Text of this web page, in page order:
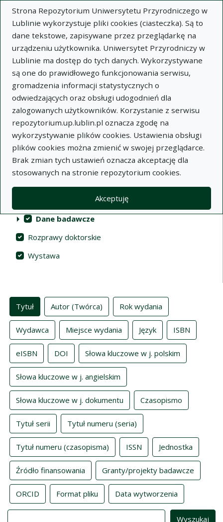
Strona Repozytorium Uniwersytetu Przyrodniczego w
Lublinie wykorzystuje pliki cookies (ciasteczka). Są to
dane tekstowe, zapisywane przez przeglądarkę na
urządzeniu użytkownika. Uniwersytet Przyrodniczy w
Lublinie ma dostęp do tych danych. Wykorzystywane
są one do prawidłowego funkcjonowania serwisu,
gromadzenia informacji statystycznych o
odwiedzających oraz obsługi udogodnień dla
zalogowanych użytkowników. Korzystanie z serwisu
repozytorium.up.lublin.pl oznacza zgodę na
wykorzystywanie plików cookies. Ustawienia obsługi
plików cookies można zmienić w swojej przeglądarce.
Brak zmian tych ustawień oznacza akceptację dla
stosowanych na stronie repozytorium cookies.
Akceptuję
Repozytorium Uniwersytetu
Przyrodniczego w Lublinie
Indeksy
Akcje na kolekcjach Wyczyść Zaznacz wszystko
Kolekcje(automatyczne przeładowanie treści)
Publikacje naukowe
Materiały audiowizualne
Dane badawcze
Rozprawy doktorskie
Wystawa
Indeksy
Tytuł Autor (Twórca) Rok wydania
Wydawca Miejsce wydania Język ISBN
eISBN DOI Słowa kluczowe w j. polskim
Słowa kluczowe w j. angielskim
Słowa kluczowe w j. dokumentu Czasopismo
Tytuł serii Tytuł numeru (seria)
Tytuł numeru (czasopisma) ISSN Jednostka
Źródło finansowania Granty/projekty badawcze
ORCID Format pliku Data wytworzenia